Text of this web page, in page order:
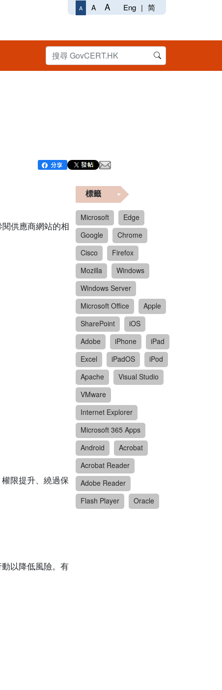
A A A Eng | 简
供應商網站的相
限提升、繞過保
以降低風險。有
標籤
Microsoft
Edge
Google
Chrome
Cisco
Firefox
Mozilla
Windows
Windows Server
Microsoft Office
Apple
SharePoint
iOS
Adobe
iPhone
iPad
Excel
iPadOS
iPod
Apache
Visual Studio
VMware
Internet Explorer
Microsoft 365 Apps
Android
Acrobat
Acrobat Reader
Adobe Reader
Flash Player
Oracle